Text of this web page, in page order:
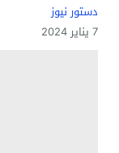
دستور نيوز
7 يناير 2024